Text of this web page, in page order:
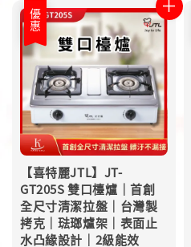
優惠
【喜特麗JTL】JT-
GT205S 雙口檯爐｜首創
全尺寸清潔拉盤｜台灣製
拷克｜琺瑯爐架｜表面止
水凸緣設計｜2級能效